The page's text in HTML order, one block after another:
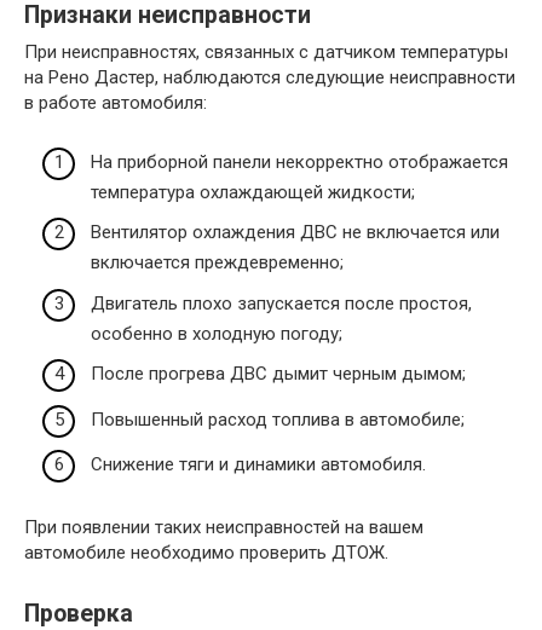
Признаки неисправности
При неисправностях, связанных с датчиком температуры
на Рено Дастер, наблюдаются следующие неисправности
в работе автомобиля:
На приборной панели некорректно отображается
температура охлаждающей жидкости;
Вентилятор охлаждения ДВС не включается или
включается преждевременно;
Двигатель плохо запускается после простоя,
особенно в холодную погоду;
После прогрева ДВС дымит черным дымом;
Повышенный расход топлива в автомобиле;
Снижение тяги и динамики автомобиля.
При появлении таких неисправностей на вашем
автомобиле необходимо проверить ДТОЖ.
Проверка